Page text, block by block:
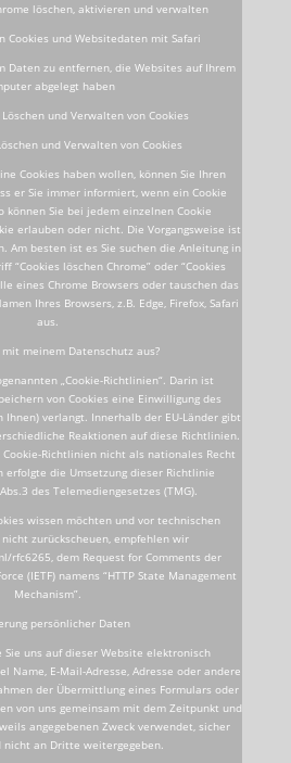
löschen, aktivieren und verwalten
Cookies und Websitedaten mit Safari
Daten zu entfernen, die Websites auf Ihrem
abgelegt haben
und Verwalten von Cookies
und Verwalten von Cookies
Cookies haben wollen, können Sie Ihren
er Sie immer informiert, wenn ein Cookie
können Sie bei jedem einzelnen Cookie
erlauben oder nicht. Die Vorgangsweise ist
Am besten ist es Sie suchen die Anleitung in
“Cookies löschen Chrome” oder “Cookies
eines Chrome Browsers oder tauschen das
Ihres Browsers, z.B. Edge, Firefox, Safari
aus.
meinem Datenschutz aus?
„Cookie-Richtlinien“. Darin ist
von Cookies eine Einwilligung des
Ihnen) verlangt. Innerhalb der EU-Länder gibt
Reaktionen auf diese Richtlinien.
Richtlinien nicht als nationales Recht
erfolgte die Umsetzung dieser Richtlinie
des Telemediengesetzes (TMG).
wissen möchten und vor technischen
zurückscheuen, empfehlen wir
dem Request for Comments der
(IETF) namens “HTTP State Management
Mechanism”.
persönlicher Daten
Sie uns auf dieser Website elektronisch
Name, E-Mail-Adresse, Adresse oder andere
der Übermittlung eines Formulars oder
von uns gemeinsam mit dem Zeitpunkt und
angegebenen Zweck verwendet, sicher
nicht an Dritte weitergegeben.